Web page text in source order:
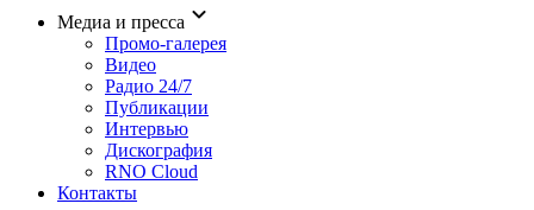
Медиа и пресса
Промо-галерея
Видео
Радио 24/7
Публикации
Интервью
Дискография
RNO Cloud
Контакты